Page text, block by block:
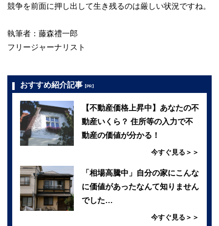
競争を前面に押し出して生き残るのは厳しい状況ですね。
執筆者：藤森禮一郎
フリージャーナリスト
おすすめ紹介記事 【PR】
【不動産価格上昇中】あなたの不
動産いくら？ 住所等の入力で不
動産の価値が分かる！
今すぐ見る＞＞
「相場高騰中」自分の家にこんな
に価値があったなんて知りません
でした…
今すぐ見る＞＞